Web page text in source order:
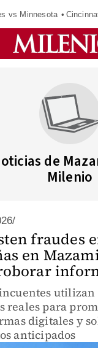
vs Minnesota
de
Milenio
fraudes
en
utilizan
reales para
digitales y
anticipados